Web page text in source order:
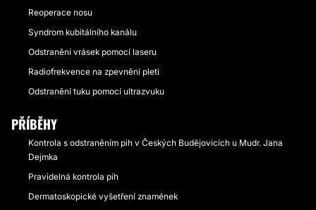
Reoperace nosu
Syndrom kubitálního kanálu
Odstranění vrásek pomocí laseru
Radiofrekvence na zpevnění pleti
Odstranění tuku pomocí ultrazvuku
PŘÍBĚHY
Kontrola s odstraněním pih v Českých Budějovicích u Mudr. Jana
Dejmka
Pravidelná kontrola pih
Dermatoskopické vyšetření znamének